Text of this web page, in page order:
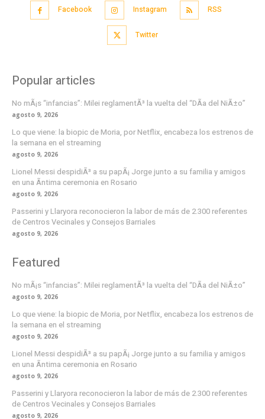
Facebook Instagram RSS
Twitter
Popular articles
No mÃ¡s “infancias”: Milei reglamentÃ³ la vuelta del “DÃ­a del NiÃ±o”
agosto 9, 2026
Lo que viene: la biopic de Moria, por Netflix, encabeza los estrenos de
la semana en el streaming
agosto 9, 2026
Lionel Messi despidiÃ³ a su papÃ¡ Jorge junto a su familia y amigos
en una Ã­ntima ceremonia en Rosario
agosto 9, 2026
Passerini y Llaryora reconocieron la labor de más de 2.300 referentes
de Centros Vecinales y Consejos Barriales
agosto 9, 2026
Featured
No mÃ¡s “infancias”: Milei reglamentÃ³ la vuelta del “DÃ­a del NiÃ±o”
agosto 9, 2026
Lo que viene: la biopic de Moria, por Netflix, encabeza los estrenos de
la semana en el streaming
agosto 9, 2026
Lionel Messi despidiÃ³ a su papÃ¡ Jorge junto a su familia y amigos
en una Ã­ntima ceremonia en Rosario
agosto 9, 2026
Passerini y Llaryora reconocieron la labor de más de 2.300 referentes
de Centros Vecinales y Consejos Barriales
agosto 9, 2026